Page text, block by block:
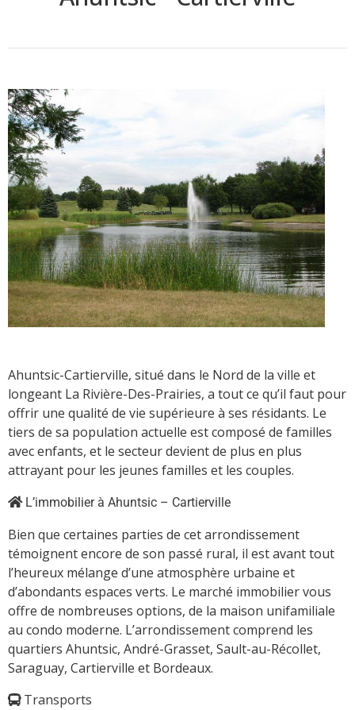
Ahuntsic-Cartierville, situé dans le Nord de la ville et
longeant La Rivière-Des-Prairies, a tout ce qu’il faut pour
offrir une qualité de vie supérieure à ses résidants. Le
tiers de sa population actuelle est composé de familles
avec enfants, et le secteur devient de plus en plus
attrayant pour les jeunes familles et les couples.
L’immobilier à Ahuntsic – Cartierville
Bien que certaines parties de cet arrondissement
témoignent encore de son passé rural, il est avant tout
l’heureux mélange d’une atmosphère urbaine et
d’abondants espaces verts. Le marché immobilier vous
offre de nombreuses options, de la maison unifamiliale
au condo moderne. L’arrondissement comprend les
quartiers Ahuntsic, André-Grasset, Sault-au-Récollet,
Saraguay, Cartierville et Bordeaux.
Transports